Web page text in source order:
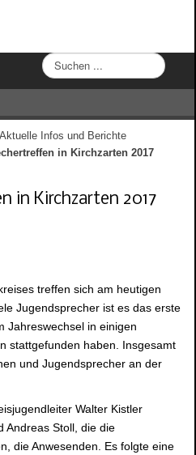
S
u
c
n
.
.
Aktuelle Infos und Berichte
in Kirchzarten 2017
in Kirchzarten 2017
treffen sich am heutigen
Jugendsprecher ist es das erste
Jahreswechsel in einigen
stattgefunden haben. Insgesamt
und Jugendsprecher an der
Walter Kistler
Andreas Stoll, die die
die Anwesenden. Es folgte eine